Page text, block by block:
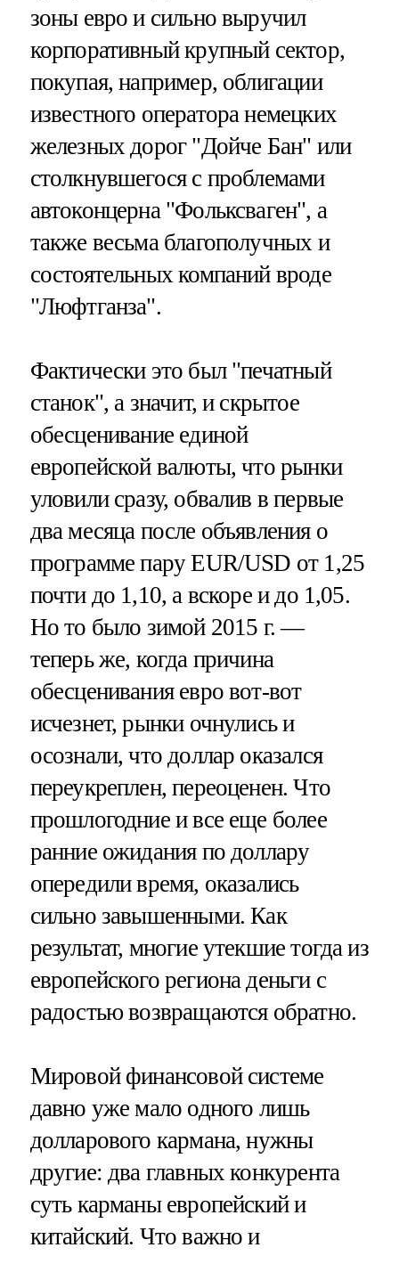
зоны евро и сильно выручил
корпоративный крупный сектор,
покупая, например, облигации
известного оператора немецких
железных дорог "Дойче Бан" или
столкнувшегося с проблемами
автоконцерна "Фольксваген", а
также весьма благополучных и
состоятельных компаний вроде
"Люфтганза".
Фактически это был "печатный
станок", а значит, и скрытое
обесценивание единой
европейской валюты, что рынки
уловили сразу, обвалив в первые
два месяца после объявления о
программе пару EUR/USD от 1,25
почти до 1,10, а вскоре и до 1,05.
Но то было зимой 2015 г. —
теперь же, когда причина
обесценивания евро вот-вот
исчезнет, рынки очнулись и
осознали, что доллар оказался
переукреплен, переоценен. Что
прошлогодние и все еще более
ранние ожидания по доллару
опередили время, оказались
сильно завышенными. Как
результат, многие утекшие тогда из
европейского региона деньги с
радостью возвращаются обратно.
Мировой финансовой системе
давно уже мало одного лишь
долларового кармана, нужны
другие: два главных конкурента
суть карманы европейский и
китайский. Что важно и